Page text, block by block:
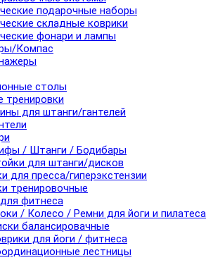
подарочные наборы
складные коврики
фонари и лампы
Компас
столы
тренировки
для штанги/гантелей
/ Штанги / Бодибары
для штанги/дисков
для пресса/гиперэкстензии
тренировочные
фитнеса
/ Колесо / Ремни для йоги и пилатеса
балансировачные
для йоги / фитнеса
лестницы